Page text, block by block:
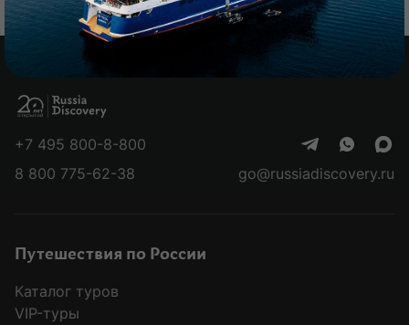
культуру
+7 495 800-8-800
8 800 775-62-38
go@russiadiscovery.ru
Путешествия по России
Каталог туров
VIP-туры